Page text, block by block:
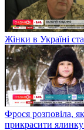
Жінки в Україні
Фрося розповіла,
прикрасити